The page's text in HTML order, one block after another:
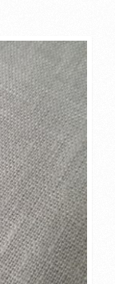
Les
options
peuvent
être
choisies
sur
la
page
du
produit